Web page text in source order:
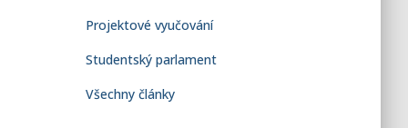
Projektové vyučování
Studentský parlament
Všechny články